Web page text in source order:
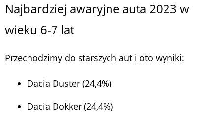
Najbardziej awaryjne auta 2023 w
wieku 6-7 lat
Przechodzimy do starszych aut i oto wyniki:
Dacia Duster (24,4%)
Dacia Dokker (24,4%)